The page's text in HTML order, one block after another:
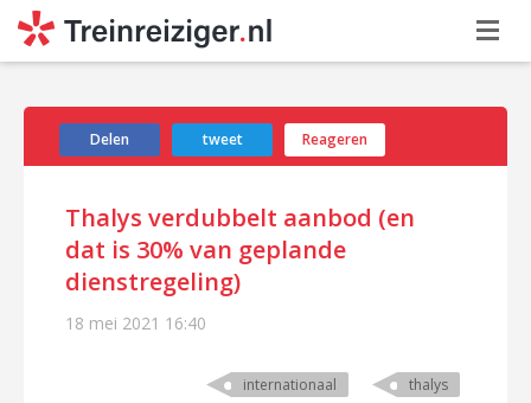
Delen tweet Reageren
Thalys verdubbelt aanbod (en
dat is 30% van geplande
dienstregeling)
18 mei 2021 16:40
internationaal thalys